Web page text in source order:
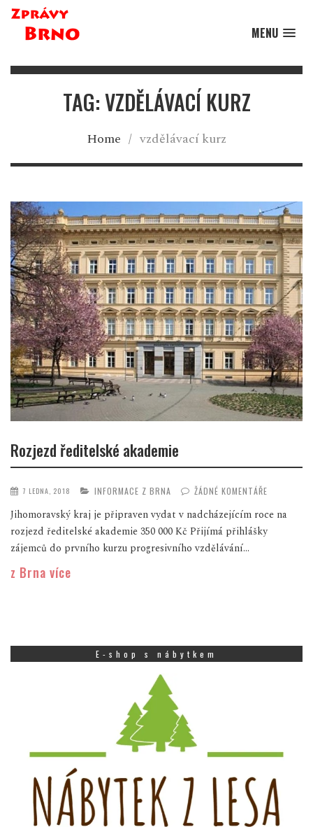
MENU
TAG: VZDĚLÁVACÍ KURZ
Home / vzdělávací kurz
Rozjezd ředitelské akademie
7 LEDNA, 2018 INFORMACE Z BRNA ŽÁDNÉ KOMENTÁŘE
Jihomoravský kraj je připraven vydat v nadcházejícím roce na
rozjezd ředitelské akademie 350 000 Kč Přijímá přihlášky
zájemců do prvního kurzu progresivního vzdělávání...
z Brna více
E-shop s nábytkem